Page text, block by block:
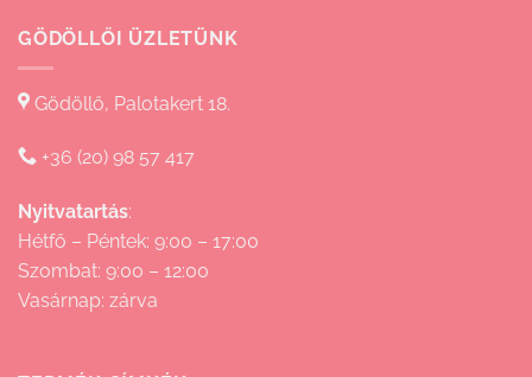
GÖDÖLLŐI ÜZLETÜNK
Gödöllő, Palotakert 18.
+36 (20) 98 57 417
Nyitvatartás:
Hétfő – Péntek: 9:00 – 17:00
Szombat: 9:00 – 12:00
Vasárnap: zárva